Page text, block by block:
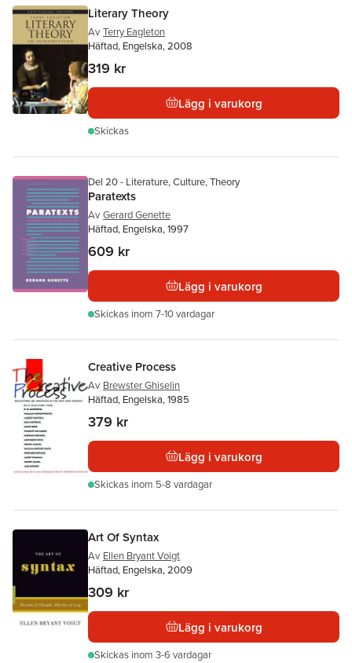
Literary Theory
Av Terry Eagleton
Häftad, Engelska, 2008
319 kr
Lägg i varukorg
Skickas
Del 20 - Literature, Culture, Theory
Paratexts
Av Gerard Genette
Häftad, Engelska, 1997
609 kr
Lägg i varukorg
Skickas inom 7-10 vardagar
Creative Process
Av Brewster Ghiselin
Häftad, Engelska, 1985
379 kr
Lägg i varukorg
Skickas inom 5-8 vardagar
Art Of Syntax
Av Ellen Bryant Voigt
Häftad, Engelska, 2009
309 kr
Lägg i varukorg
Skickas inom 3-6 vardagar